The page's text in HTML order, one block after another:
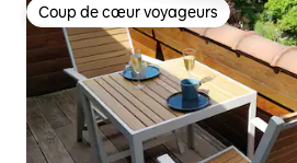
Coup de cœur voyageurs
Coup de cœur voyageurs